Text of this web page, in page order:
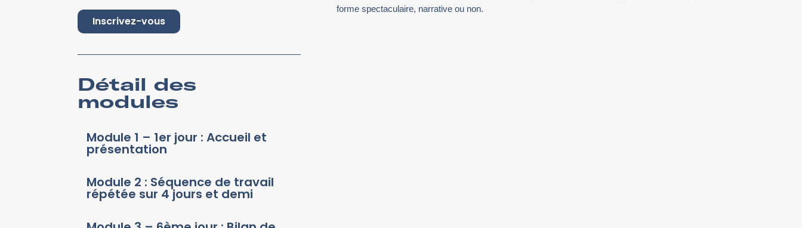
forme spectaculaire, narrative ou non.
Inscrivez-vous
Détail des
modules
Module 1 – 1er jour : Accueil et
présentation
Module 2 : Séquence de travail
répétée sur 4 jours et demi